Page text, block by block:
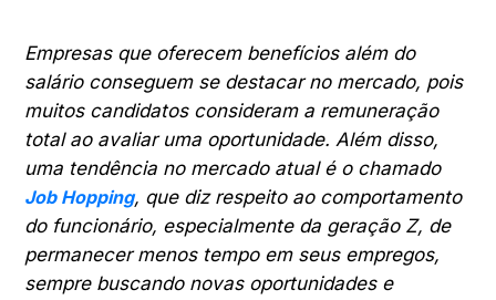
Empresas que oferecem benefícios além do
salário conseguem se destacar no mercado, pois
muitos candidatos consideram a remuneração
total ao avaliar uma oportunidade. Além disso,
uma tendência no mercado atual é o chamado
Job Hopping, que diz respeito ao comportamento
do funcionário, especialmente da geração Z, de
permanecer menos tempo em seus empregos,
sempre buscando novas oportunidades e